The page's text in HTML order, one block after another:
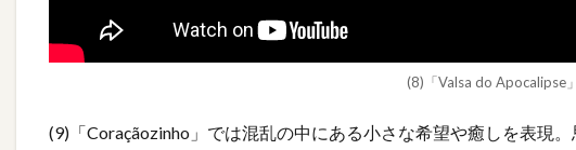
(8)「Valsa do Apocalipse」
(9)「Coraçãozinho」では混乱の中にある小さな希望や癒しを表現